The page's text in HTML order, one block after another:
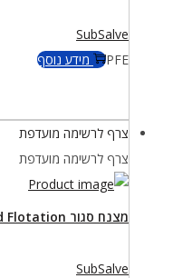
SubSalve
PFE
מידע נוסף
צרף לרשימה מועדפת
צרף לרשימה מועדפת
מצנח סגור Enclosed Flotation
SubSalve